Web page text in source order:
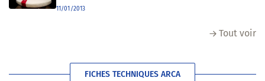
11/01/2013
Tout voir
FICHES TECHNIQUES ARCA